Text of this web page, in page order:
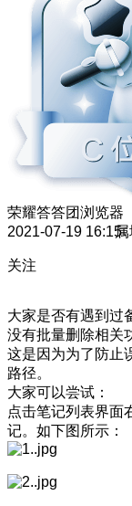
荣耀答答团浏览器
2021-07-19 16:15属
关注
大家是否有遇到过
没有批量删除相关
这是因为为了防止
路径。
大家可以尝试：
点击笔记列表界面
记。如下图所示：